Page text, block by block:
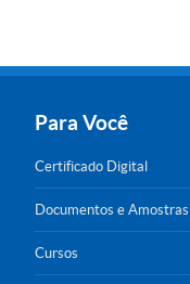
Para Você
Certificado Digital
Documentos e Amostras
Cursos